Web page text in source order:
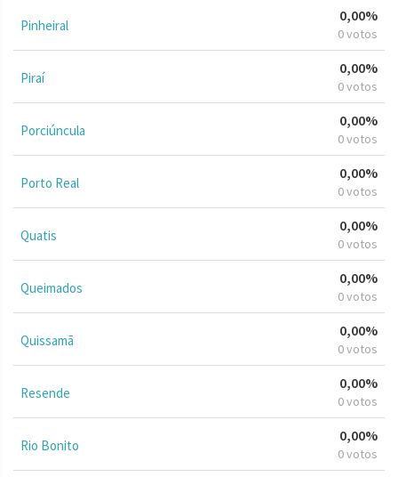
Pinheiral
0,00%
0 votos
Piraí
0,00%
0 votos
Porciúncula
0,00%
0 votos
Porto Real
0,00%
0 votos
Quatis
0,00%
0 votos
Queimados
0,00%
0 votos
Quissamã
0,00%
0 votos
Resende
0,00%
0 votos
Rio Bonito
0,00%
0 votos